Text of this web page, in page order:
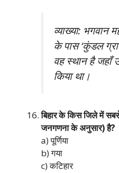
व्याख्या: भगवान
के पास ‘कुंडल
वह स्थान है जहाँ
किया था।
बिहार के किस जिले में
जनगणना के अनुसार) है?
a) पूर्णिया
b) गया
c) कटिहार